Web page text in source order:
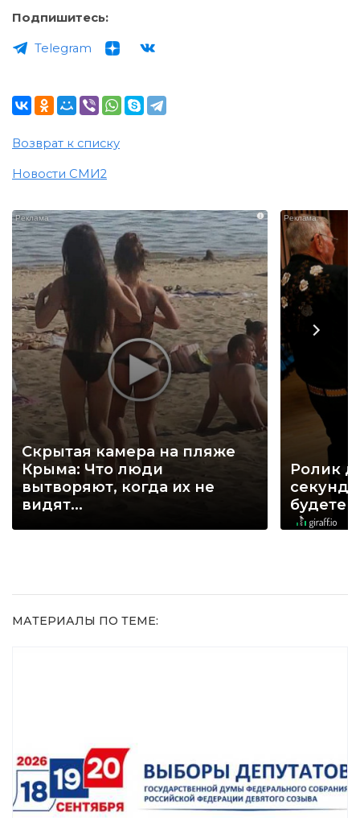
Подпишитесь:
Telegram
Возврат к списку
Новости СМИ2
i
Скрытая камера на пляже
Крыма: Что люди
вытворяют, когда их не
видят...
Ролик
секунд,
будете
МАТЕРИАЛЫ ПО ТЕМЕ: